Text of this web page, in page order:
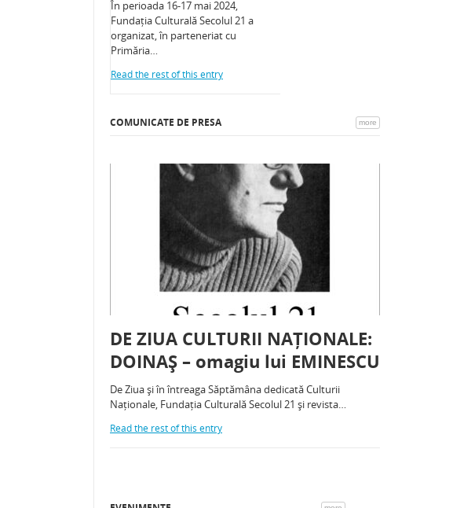
În perioada 16-17 mai 2024,
Fundația Culturală Secolul 21 a
organizat, în parteneriat cu
Primăria…
Read the rest of this entry
COMUNICATE DE PRESA more
DE ZIUA CULTURII NAȚIONALE:
DOINAȘ – omagiu lui EMINESCU
De Ziua și în întreaga Săptămâna dedicată Culturii
Naționale, Fundația Culturală Secolul 21 și revista…
Read the rest of this entry